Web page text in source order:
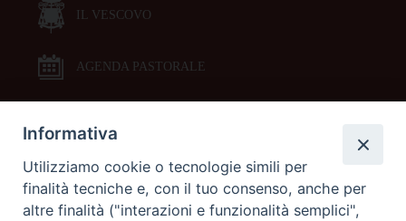
IL VESCOVO
AGENDA PASTORALE
DOCUMENTI PASTORALI
ORARI MESSE
Informativa
Utilizziamo cookie o tecnologie simili per
finalità tecniche e, con il tuo consenso, anche per
altre finalità ("interazioni e funzionalità semplici",